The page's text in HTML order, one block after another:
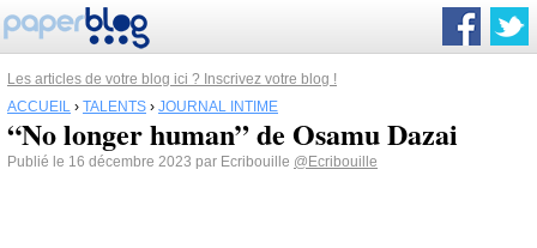
Les articles de votre blog ici ? Inscrivez votre blog !
ACCUEIL › TALENTS › JOURNAL INTIME
“No longer human” de Osamu Dazai
Publié le 16 décembre 2023 par Ecribouille @Ecribouille